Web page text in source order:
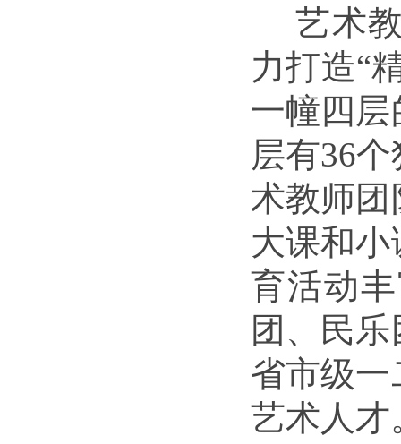
艺术
力打造“
一幢四
层有36个
术教师
大课和
育活动
团、民
省市级
艺术人才